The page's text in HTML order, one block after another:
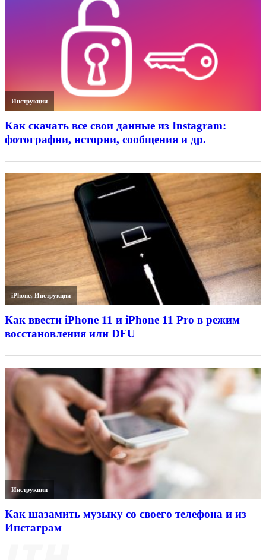
Инструкции
Как скачать все свои данные из Instagram:
фотографии, истории, сообщения и др.
iPhone,Инструкции
Как ввести iPhone 11 и iPhone 11 Pro в режим
восстановления или DFU
Инструкции
Как шазамить музыку со своего телефона и из
Инстаграм